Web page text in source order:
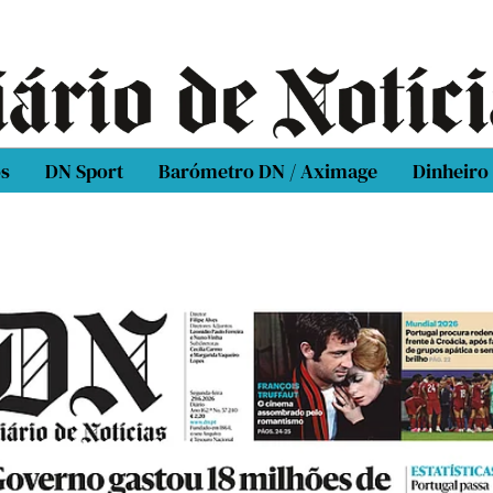
DN Sport Barómetro DN / Aximage Dinheiro